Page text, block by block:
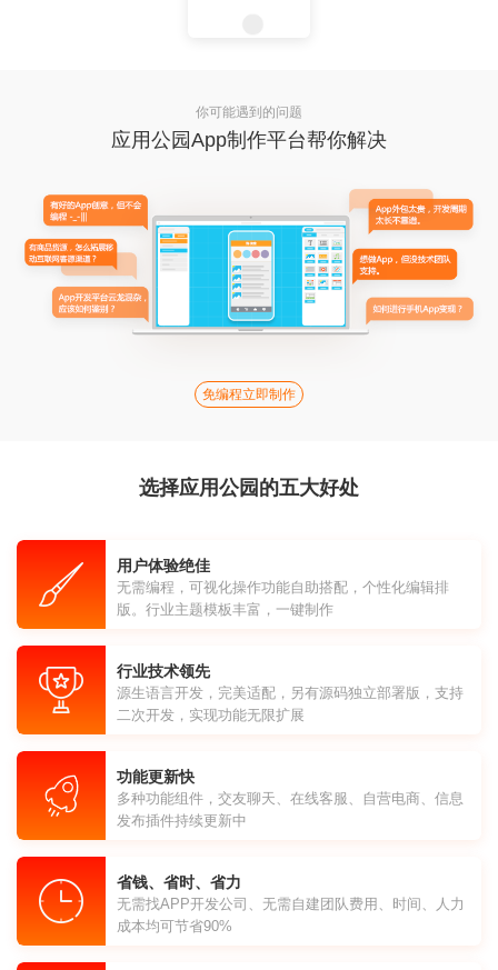
你可能遇到的问题
应用公园App制作平台帮你解决
免编程立即制作
选择应用公园的五大好处
用户体验绝佳
无需编程，可视化操作功能自助搭配，个性化编辑排
版。行业主题模板丰富，一键制作
行业技术领先
源生语言开发，完美适配，另有源码独立部署版，支持
二次开发，实现功能无限扩展
功能更新快
多种功能组件，交友聊天、在线客服、自营电商、信息
发布插件持续更新中
省钱、省时、省力
无需找APP开发公司、无需自建团队费用、时间、人力
成本均可节省90%